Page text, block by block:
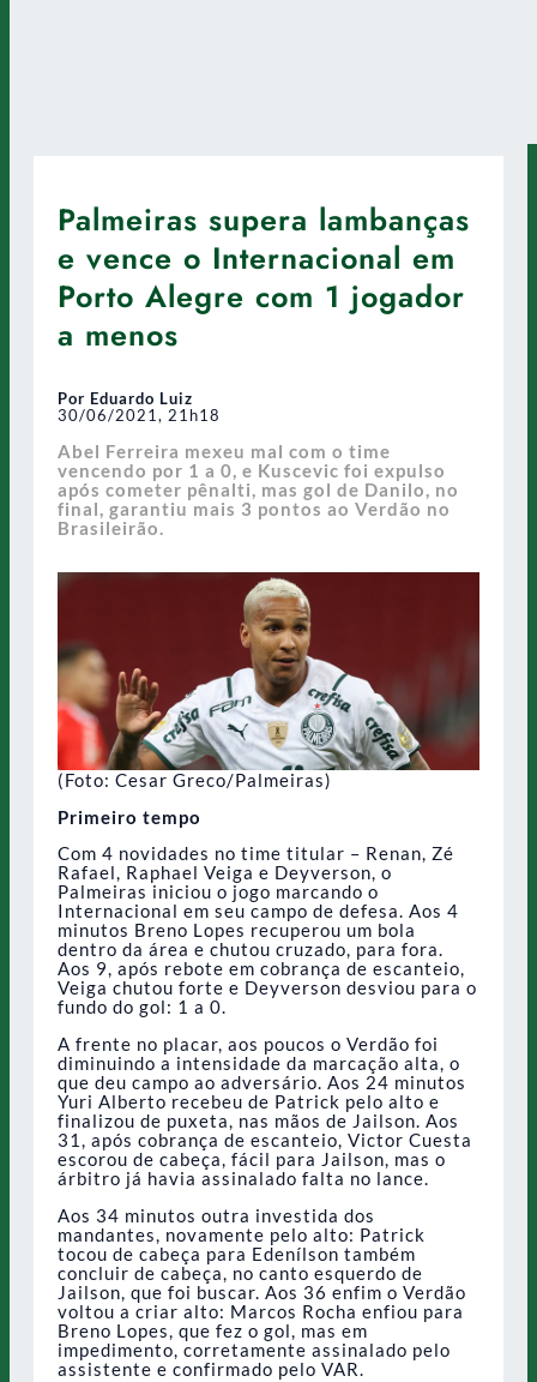
Palmeiras supera lambanças
e vence o Internacional em
Porto Alegre com 1 jogador
a menos
Por Eduardo Luiz
30/06/2021, 21h18
Abel Ferreira mexeu mal com o time
vencendo por 1 a 0, e Kuscevic foi expulso
após cometer pênalti, mas gol de Danilo, no
final, garantiu mais 3 pontos ao Verdão no
Brasileirão.
(Foto: Cesar Greco/Palmeiras)
Primeiro tempo
Com 4 novidades no time titular – Renan, Zé
Rafael, Raphael Veiga e Deyverson, o
Palmeiras iniciou o jogo marcando o
Internacional em seu campo de defesa. Aos 4
minutos Breno Lopes recuperou um bola
dentro da área e chutou cruzado, para fora.
Aos 9, após rebote em cobrança de escanteio,
Veiga chutou forte e Deyverson desviou para o
fundo do gol: 1 a 0.
A frente no placar, aos poucos o Verdão foi
diminuindo a intensidade da marcação alta, o
que deu campo ao adversário. Aos 24 minutos
Yuri Alberto recebeu de Patrick pelo alto e
finalizou de puxeta, nas mãos de Jailson. Aos
31, após cobrança de escanteio, Victor Cuesta
escorou de cabeça, fácil para Jailson, mas o
árbitro já havia assinalado falta no lance.
Aos 34 minutos outra investida dos
mandantes, novamente pelo alto: Patrick
tocou de cabeça para Edenílson também
concluir de cabeça, no canto esquerdo de
Jailson, que foi buscar. Aos 36 enfim o Verdão
voltou a criar alto: Marcos Rocha enfiou para
Breno Lopes, que fez o gol, mas em
impedimento, corretamente assinalado pelo
assistente e confirmado pelo VAR.